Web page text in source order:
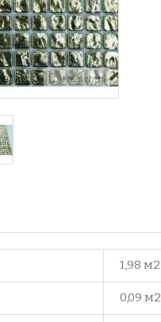
Увеличить
1,98 м2
0,09 м2